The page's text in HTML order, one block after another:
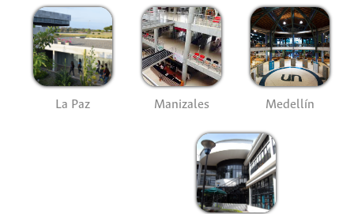
La Paz Manizales Medellín